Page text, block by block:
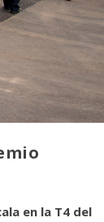
en la T4 del